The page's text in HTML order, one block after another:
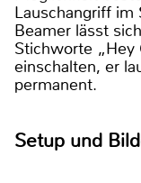
Lauschangriff im
Beamer lässt
Stichworte „Hey
einschalten, er
permanent.
Setup und